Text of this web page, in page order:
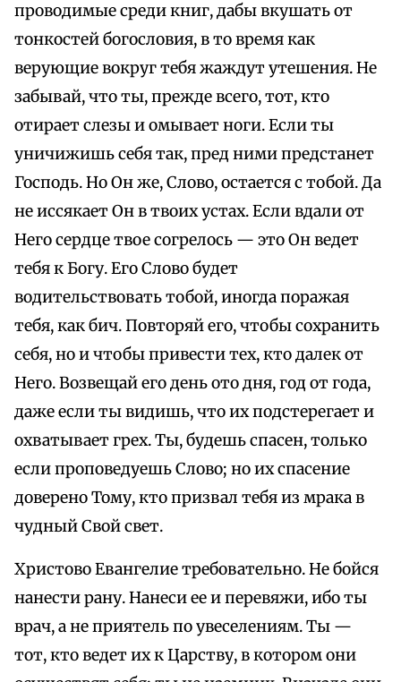
проводимые среди книг, дабы вкушать от
тонкостей богословия, в то время как
верующие вокруг тебя жаждут утешения. Не
забывай, что ты, прежде всего, тот, кто
отирает слезы и омывает ноги. Если ты
уничижишь себя так, пред ними предстанет
Господь. Но Он же, Слово, остается с тобой. Да
не иссякает Он в твоих устах. Если вдали от
Него сердце твое согрелось — это Он ведет
тебя к Богу. Его Слово будет
водительствовать тобой, иногда поражая
тебя, как бич. Повторяй его, чтобы сохранить
себя, но и чтобы привести тех, кто далек от
Него. Возвещай его день ото дня, год от года,
даже если ты видишь, что их подстерегает и
охватывает грех. Ты, будешь спасен, только
если проповедуешь Слово; но их спасение
доверено Тому, кто призвал тебя из мрака в
чудный Свой свет.
Христово Евангелие требовательно. Не бойся
нанести рану. Нанеси ее и перевяжи, ибо ты
врач, а не приятель по увеселениям. Ты —
тот, кто ведет их к Царству, в котором они